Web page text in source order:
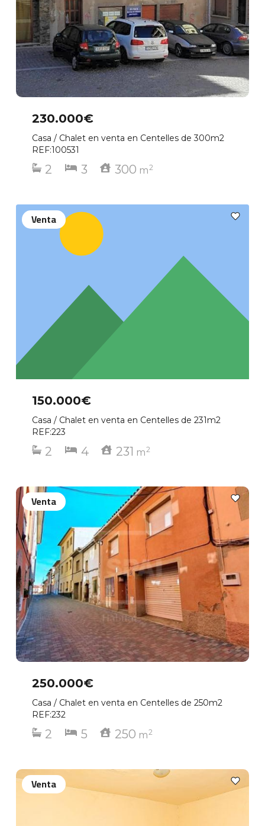
230.000€
Casa / Chalet en venta en Centelles de 300m2
REF:100531
2 3 300 m2
150.000€
Casa / Chalet en venta en Centelles de 231m2
REF:223
2 4 231 m2
Venta
250.000€
Casa / Chalet en venta en Centelles de 250m2
REF:232
2 5 250 m2
Venta
Venta